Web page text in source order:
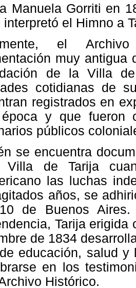
Manuela Gorriti en
interpretó el Himno a
el
muy
de la Villa
cotidianas de
registrados en
y que fueron
públicos
se encuentra
de Tarija
las luchas
años, se
de Buenos
Tarija
de 1834
educación, salud y
en los
Histórico.